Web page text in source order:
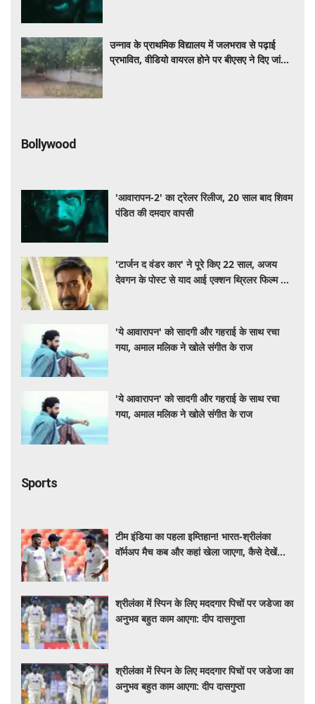
उन्नाव के प्राथमिक विद्यालय में जलभराव से पढ़ाई
प्रभावित, वीडियो वायरल होने पर बीएसए ने दिए जांच
Bollywood
'आवारापन-2' का ट्रेलर रिलीज, 20 साल बाद शिवम
पंडित की दमदार वापसी
'टार्जन द वंडर कार' ने पूरे किए 22 साल, अजय
देवगन के पोस्ट से याद आई एक्शन थ्रिलर फिल्म की
'ये आवारापन' को सादगी और गहराई के साथ रचा
गया, अमाल मलिक ने खोले संगीत के राज
'ये आवारापन' को सादगी और गहराई के साथ रचा
गया, अमाल मलिक ने खोले संगीत के राज
Sports
टीम इंडिया का पहला इम्तिहान! भारत-श्रीलंका
वॉर्मअप मैच कब और कहां खेला जाएगा, कैसे देखें
श्रीलंका में स्पिन के लिए मददगार पिचों पर जडेजा का
अनुभव बहुत काम आएगा: दीप दासगुप्ता
श्रीलंका में स्पिन के लिए मददगार पिचों पर जडेजा का
अनुभव बहुत काम आएगा: दीप दासगुप्ता